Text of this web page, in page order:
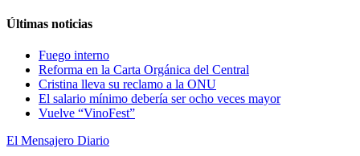
Últimas noticias
Fuego interno
Reforma en la Carta Orgánica del Central
Cristina lleva su reclamo a la ONU
El salario mínimo debería ser ocho veces mayor
Vuelve “VinoFest”
El Mensajero Diario